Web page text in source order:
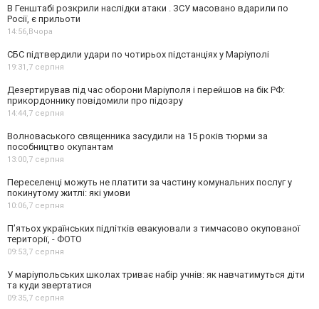
В Генштабі розкрили наслідки атаки . ЗСУ масовано вдарили по
Росії, є прильоти
14:56,Вчора
СБС підтвердили удари по чотирьох підстанціях у Маріуполі
19:31,7 серпня
Дезертирував під час оборони Маріуполя і перейшов на бік РФ:
прикордоннику повідомили про підозру
14:44,7 серпня
Волноваського священника засудили на 15 років тюрми за
пособництво окупантам
13:00,7 серпня
Переселенці можуть не платити за частину комунальних послуг у
покинутому житлі: які умови
10:06,7 серпня
П’ятьох українських підлітків евакуювали з тимчасово окупованої
території, - ФОТО
09:53,7 серпня
У маріупольських школах триває набір учнів: як навчатимуться діти
та куди звертатися
09:35,7 серпня